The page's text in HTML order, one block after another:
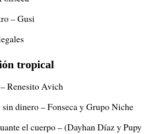
– Gusi
tropical
Renesito Avich
dinero – Fonseca y Grupo Niche
el cuerpo – (Dayhan Díaz y Pupy